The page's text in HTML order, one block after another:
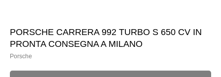
PORSCHE CARRERA 992 TURBO S 650 CV IN
PRONTA CONSEGNA A MILANO
Porsche